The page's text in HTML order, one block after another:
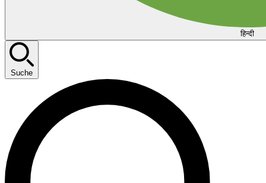
हिन्दी
Suche